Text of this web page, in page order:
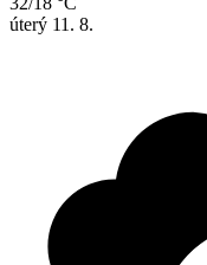
úterý 11. 8.